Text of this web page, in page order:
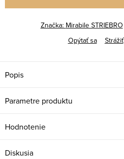
Značka: Mirabile STRIEBRO
Opýtať sa
Strážiť
Popis
Parametre produktu
Hodnotenie
Diskusia